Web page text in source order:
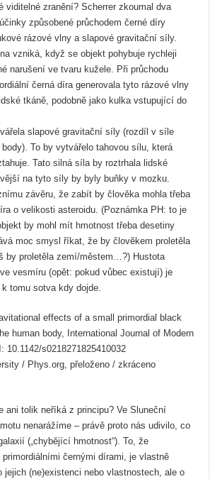
viditelné zranění? Scherrer zkoumal dva
způsobené průchodem černé díry
rázové vlny a slapové gravitační síly.
vzniká, když se objekt pohybuje rychleji
narušení ve tvaru kužele. Při průchodu
černá díra generovala tyto rázové vlny
tkáně, podobně jako kulka vstupující do
slapové gravitační síly (rozdíl v síle
To by vytvářelo tahovou sílu, která
Tato silná síla by roztrhala lidské
na tyto síly by byly buňky v mozku.
závěru, že zabít by člověka mohla třeba
o velikosti asteroidu. (Poznámka PH: to je
by mohl mít hmotnost třeba desetiny
moc smysl říkat, že by člověkem proletěla
by proletěla zemí/městem…?) Hustota
vesmíru (opět: pokud vůbec existují) je
tomu sotva kdy dojde.
effects of a small primordial black
human body, International Journal of Modern
10.1142/s0218271825410032
/ Phys.org, přeloženo / zkráceno
ani tolik neříká z principu? Ve Sluneční
nenarážíme – právě proto nás udivilo, co
(„chybějící hmotnost“). To, že
černými dírami, je vlastně
jejich (ne)existenci nebo vlastnostech, ale o